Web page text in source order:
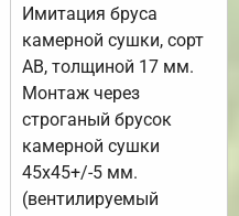
Имитация бруса
камерной сушки, сорт
АВ, толщиной 17 мм.
Монтаж через
строганый брусок
камерной сушки
45х45+/-5 мм.
(вентилируемый